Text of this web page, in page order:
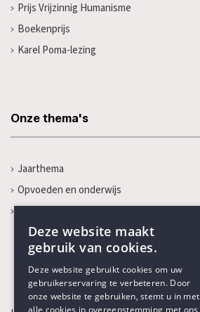
Prijs Vrijzinnig Humanisme
Boekenprijs
Karel Poma-lezing
Onze thema's
Jaarthema
Opvoeden en onderwijs
DUTCH
Deze website maakt
gebruik van cookies.
Deze website gebruikt cookies om uw
gebruikerservaring te verbeteren. Door
onze website te gebruiken, stemt u in met
alle cookies in overeenstemming met ons